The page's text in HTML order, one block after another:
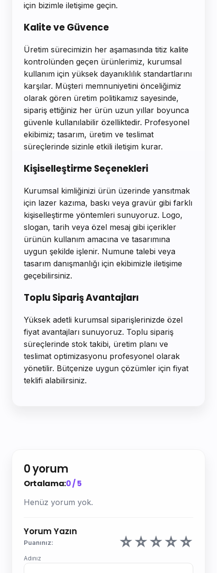
için bizimle iletişime geçin.
Kalite ve Güvence
Üretim sürecimizin her aşamasında titiz kalite
kontrolünden geçen ürünlerimiz, kurumsal
kullanım için yüksek dayanıklılık standartlarını
karşılar. Müşteri memnuniyetini önceliğimiz
olarak gören üretim politikamız sayesinde,
sipariş ettiğiniz her ürün uzun yıllar boyunca
güvenle kullanılabilir özelliktedir. Profesyonel
ekibimiz; tasarım, üretim ve teslimat
süreçlerinde sizinle etkili iletişim kurar.
Kişiselleştirme Seçenekleri
Kurumsal kimliğinizi ürün üzerinde yansıtmak
için lazer kazıma, baskı veya gravür gibi farklı
kişiselleştirme yöntemleri sunuyoruz. Logo,
slogan, tarih veya özel mesaj gibi içerikler
ürünün kullanım amacına ve tasarımına
uygun şekilde işlenir. Numune talebi veya
tasarım danışmanlığı için ekibimizle iletişime
geçebilirsiniz.
Toplu Sipariş Avantajları
Yüksek adetli kurumsal siparişlerinizde özel
fiyat avantajları sunuyoruz. Toplu sipariş
süreçlerinde stok takibi, üretim planı ve
teslimat optimizasyonu profesyonel olarak
yönetilir. Bütçenize uygun çözümler için fiyat
teklifi alabilirsiniz.
0 yorum
Ortalama:0 / 5
Henüz yorum yok.
Yorum Yazın
Puanınız: ☆☆☆☆☆
Adınız